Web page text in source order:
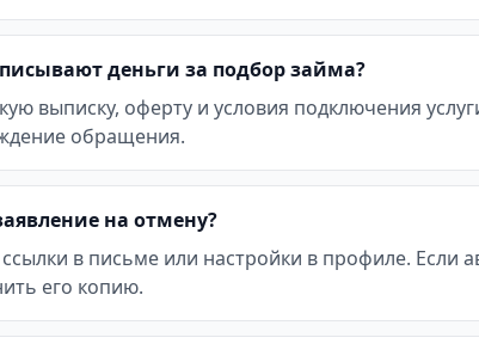
деньги за подбор займа?
выписку, оферту и условия подключения
обращения.
на отмену?
в письме или настройки в профиле.
его копию.